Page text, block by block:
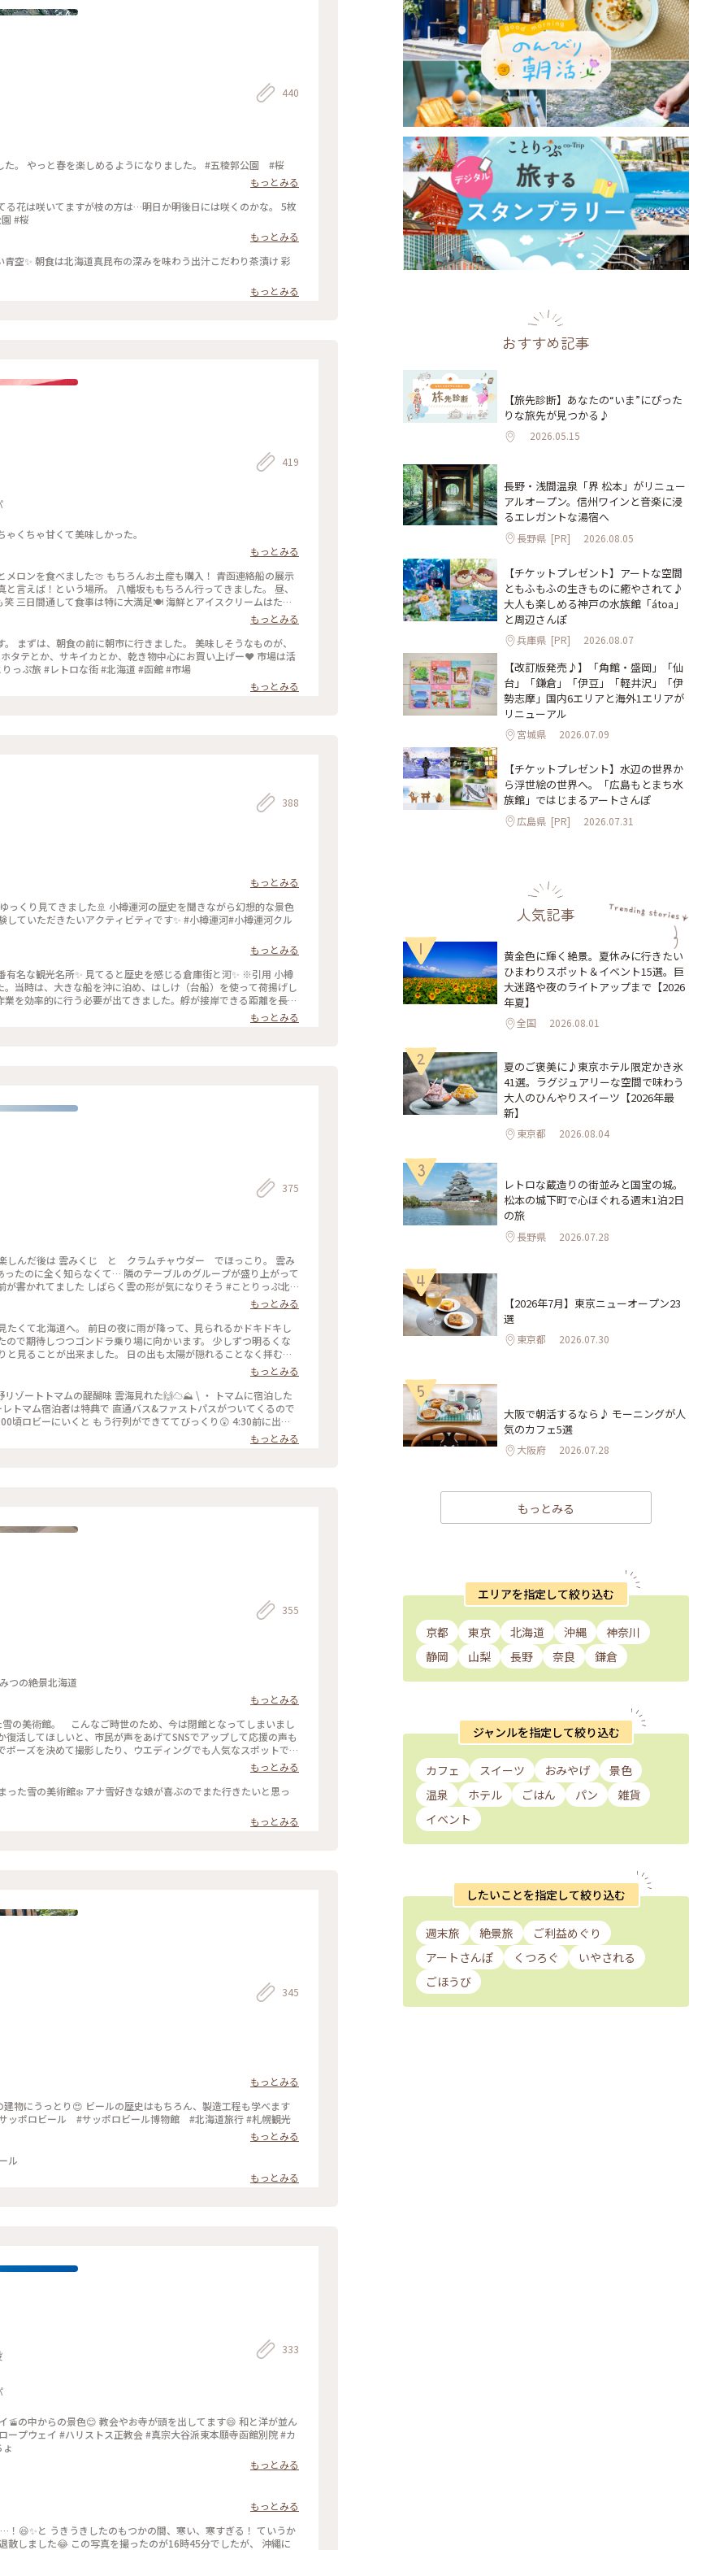
440
た。 やっと春を楽しめるようになりました。 #五稜郭公園 #桜
もっとみる
る花は咲いてますが枝の方は…明日か明後日には咲くのかな。 5枚
#桜
もっとみる
✨️ 朝食は北海道真昆布の深みを味わう出汁こだわり茶漬け 彩
もっとみる
419
くちゃ甘くて美味しかった。
もっとみる
ロンを食べました🍈 もちろんお土産も購入！ 青函連絡船の展示
言えば！という場所。 八幡坂ももちろん行ってきました。 昼、
たく
もっとみる
まずは、朝食の前に朝市に行きました。 美味しそうなものが、
タテとか、サキイカとか、乾き物中心にお買い上げー❤️ 市場は活
気があって、見てるだけでも楽しい🎶 #私のことりっぷ旅 #レトロな街 #北海道 #函館 #市場
もっとみる
388
もっとみる
っくり見てきました🚢 小樽運河の歴史を聞きながら幻想的な景色
ていただきたいアクティビティです✨ #小樽運河#小樽運河クル
もっとみる
じる倉庫街と河✨ ※引用 小樽
当時は、大きな船を沖に泊め、はしけ（台船）を使って荷揚げし
を効率的に行う必要が出てきました。艀が接岸できる距離を長く
もっとみる
375
たのに全く知らなくて… 隣のテーブルのグループが盛り上がって
てました しばらく雲の形が気になりそう #ことりっぷ北
もっとみる
つつゴンドラ乗り場に向かいます。 少しずつ明るくな
見ることが出来ました。 日の出も太陽が隠れることなく拝むこ
っぷ北海道 #ことりっぷ #秋の装い #雲海 #星野リゾート #日の出 #絶景
もっとみる
リゾートトマムの醍醐味 雲海見れた🙌☁️⛰️ \ ・ トマムに宿泊した
トマム宿泊者は特典で 直通バス&ファストパスがついてくるので
頃ロビーにいくと もう行列ができててびっくり😲 4:30前に出た
・ ・ #北海道 #札幌 #北海道旅 #北海道旅行 #北海道観光 #トマ
ート #星野リゾートトマム #トマム星野リゾート #リゾナーレトマ
もっとみる
355
つの絶景北海道
もっとみる
の美術館。 こんなご時世のため、今は閉館となってしまいまし
活してほしいと、市民が声をあげてSNSでアップして応援の声も
ーズを決めて撮影したり、ウエディングでも人気なスポットでし
もっとみる
もっとみる
345
もっとみる
物にうっとり😍 ビールの歴史はもちろん、製造工程も学べます
ッポロビール #サッポロビール博物館 #北海道旅行 #札幌観光
もっとみる
ル
もっとみる
333
🚡の中からの景色😊 教会やお寺が頭を出してます😄 和と洋が並ん
ープウェイ #ハリストス正教会 #真宗大谷派東本願寺函館別院 #カ
もっとみる
もっとみる
散しました😂 この写真を撮ったのが16時45分でしたが、 沖縄に
おすすめ記事
【旅先診断】あなたの“いま”にぴった
りな旅先が見つかる♪
2026.05.15
長野・浅間温泉「界 松本」がリニュー
アルオープン。信州ワインと音楽に浸
るエレガントな湯宿へ
長野県 [PR] 2026.08.05
【チケットプレゼント】アートな空間
ともふもふの生きものに癒やされて♪
大人も楽しめる神戸の水族館「átoa」
と周辺さんぽ
兵庫県 [PR] 2026.08.07
【改訂版発売♪】「角館・盛岡」「仙
台」「鎌倉」「伊豆」「軽井沢」「伊
勢志摩」国内6エリアと海外1エリアが
リニューアル
宮城県 2026.07.09
【チケットプレゼント】水辺の世界か
ら浮世絵の世界へ。「広島もとまち水
族館」ではじまるアートさんぽ
広島県 [PR] 2026.07.31
人気記事
1
黄金色に輝く絶景。夏休みに行きたい
ひまわりスポット＆イベント15選。巨
大迷路や夜のライトアップまで【2026
年夏】
全国 2026.08.01
2
夏のご褒美に♪東京ホテル限定かき氷
41選。ラグジュアリーな空間で味わう
大人のひんやりスイーツ【2026年最
新】
東京都 2026.08.04
3
レトロな蔵造りの街並みと国宝の城。
松本の城下町で心ほぐれる週末1泊2日
の旅
長野県 2026.07.28
4
【2026年7月】東京ニューオープン23
選
東京都 2026.07.30
5
大阪で朝活するなら♪ モーニングが人
気のカフェ5選
大阪府 2026.07.28
もっとみる
エリアを指定して絞り込む
京都 東京 北海道 沖縄
神奈川
静岡
山梨 長野 奈良 鎌倉
ジャンルを指定して絞り込む
カフェ スイーツ おみやげ
景色
温泉
ホテル ごはん パン
雑貨
イベント
したいことを指定して絞り込む
週末旅 絶景旅
ご利益めぐり
アートさんぽ
くつろぐ
いやされる
ごほうび